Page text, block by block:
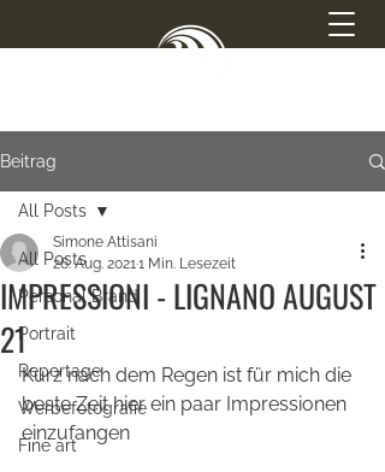
SIMONE ATTISANI
PHOTOGRAPHY
Beitrag
All Posts
Personal Brand
Portrait
Reportage
Werbefotografie
Fine art
All Posts
IMPRESSIONI - LIGNANO AUGUST
21
Simone Attisani
26. Aug. 20211 Min. Lesezeit
Kurz nach dem Regen ist für mich die
beste Zeit hier ein paar Impressionen
einzufangen